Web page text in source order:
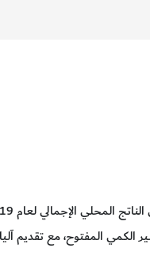
الكمي المفتوح، مع تقديم